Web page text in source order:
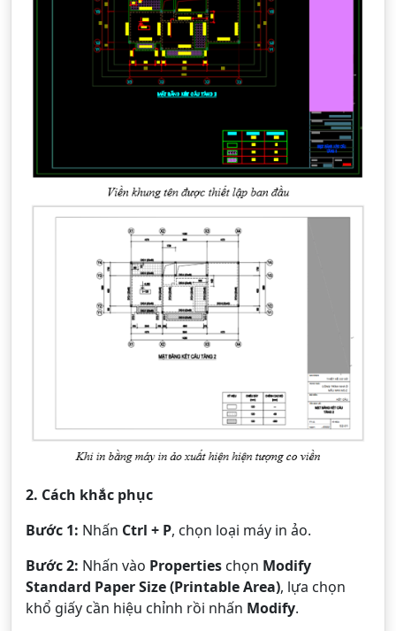
2. Cách khắc phục
Bước 1: Nhấn Ctrl + P, chọn loại máy in ảo.
Bước 2: Nhấn vào Properties chọn Modify
Standard Paper Size (Printable Area), lựa chọn
khổ giấy cần hiệu chỉnh rồi nhấn Modify.